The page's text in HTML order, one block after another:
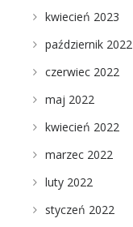
kwiecień 2023
październik 2022
czerwiec 2022
maj 2022
kwiecień 2022
marzec 2022
luty 2022
styczeń 2022